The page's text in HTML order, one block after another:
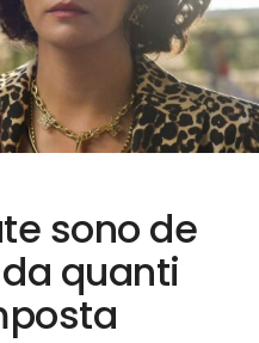
sono de
da quanti